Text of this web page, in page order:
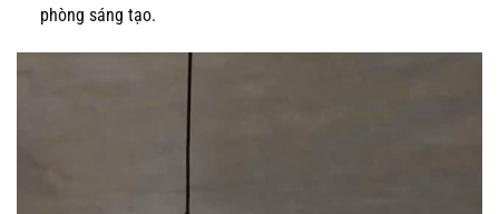
phòng sáng tạo.